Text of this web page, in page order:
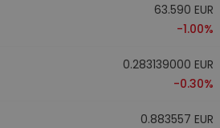
63.590 EUR
-1.00%
0.283139000 EUR
-0.30%
0.883557 EUR